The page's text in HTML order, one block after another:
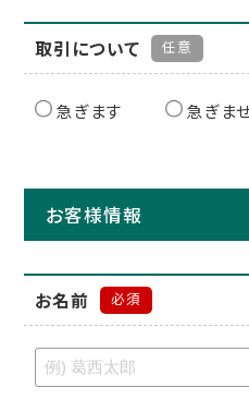
取引について 任意
急ぎます 急ぎま
お客様情報
お名前 必須